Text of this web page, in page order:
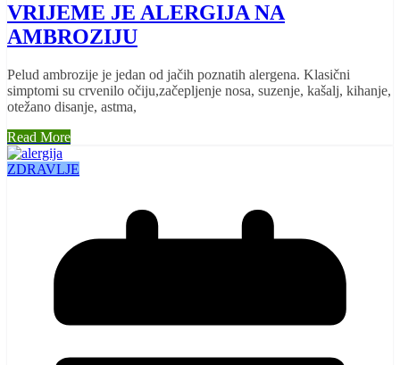
VRIJEME JE ALERGIJA NA
AMBROZIJU
Pelud ambrozije je jedan od jačih poznatih alergena. Klasični
simptomi su crvenilo očiju,začepljenje nosa, suzenje, kašalj, kihanje,
otežano disanje, astma,
Read More
ZDRAVLJE